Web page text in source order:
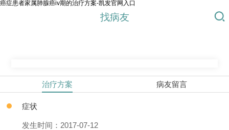
癌症患者家属肺腺癌iv期的治疗方案-凯发官网入口
找病友
治疗方案 病友留言
症状
发生时间：2017-07-12